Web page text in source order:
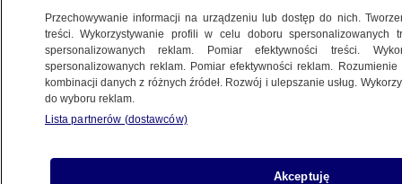
9.01.2025, 15:41
Udostępnij
Przechowywanie informacji na urządzeniu lub dostęp do nich.
treści. Wykorzystywanie profili w celu doboru spersonalizowanych
spersonalizowanych reklam. Pomiar efektywności treści.
spersonalizowanych reklam. Pomiar efektywności reklam.
kombinacji danych z różnych źródeł. Rozwój i ulepszanie usług.
do wyboru reklam.
Lista partnerów (dostawców)
Akceptuję